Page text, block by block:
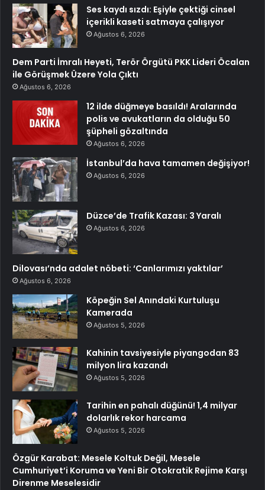
Ses kaydı sızdı: Eşiyle çektiği cinsel
içerikli kaseti satmaya çalışıyor
Ağustos 6, 2026
Dem Parti İmralı Heyeti, Terör Örgütü PKK Lideri Öcalan
ile Görüşmek Üzere Yola Çıktı
Ağustos 6, 2026
12 ilde düğmeye basıldı! Aralarında
polis ve avukatların da olduğu 50
şüpheli gözaltında
Ağustos 6, 2026
İstanbul’da hava tamamen değişiyor!
Ağustos 6, 2026
Düzce’de Trafik Kazası: 3 Yaralı
Ağustos 6, 2026
Dilovası’nda adalet nöbeti: ‘Canlarımızı yaktılar’
Ağustos 6, 2026
Köpeğin Sel Anındaki Kurtuluşu
Kamerada
Ağustos 5, 2026
Kahinin tavsiyesiyle piyangodan 83
milyon lira kazandı
Ağustos 5, 2026
Tarihin en pahalı düğünü! 1,4 milyar
dolarlık rekor harcama
Ağustos 5, 2026
Özgür Karabat: Mesele Koltuk Değil, Mesele
Cumhuriyet’i Koruma ve Yeni Bir Otokratik Rejime Karşı
Direnme Meselesidir